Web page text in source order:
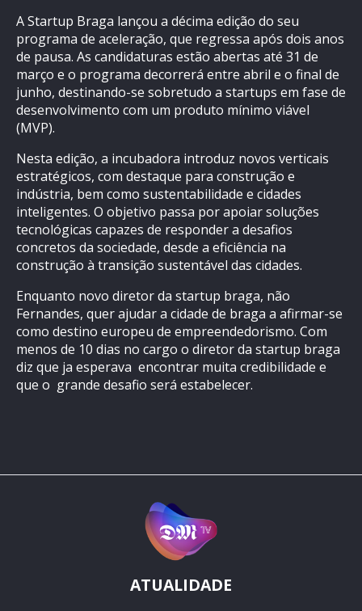
A Startup Braga lançou a décima edição do seu
programa de aceleração, que regressa após dois anos
de pausa. As candidaturas estão abertas até 31 de
março e o programa decorrerá entre abril e o final de
junho, destinando-se sobretudo a startups em fase de
desenvolvimento com um produto mínimo viável
(MVP).
Nesta edição, a incubadora introduz novos verticais
estratégicos, com destaque para construção e
indústria, bem como sustentabilidade e cidades
inteligentes. O objetivo passa por apoiar soluções
tecnológicas capazes de responder a desafios
concretos da sociedade, desde a eficiência na
construção à transição sustentável das cidades.
Enquanto novo diretor da startup braga, não
Fernandes, quer ajudar a cidade de braga a afirmar-se
como destino europeu de empreendedorismo. Com
menos de 10 dias no cargo o diretor da startup braga
diz que ja esperava encontrar muita credibilidade e
que o grande desafio será estabelecer.
ATUALIDADE